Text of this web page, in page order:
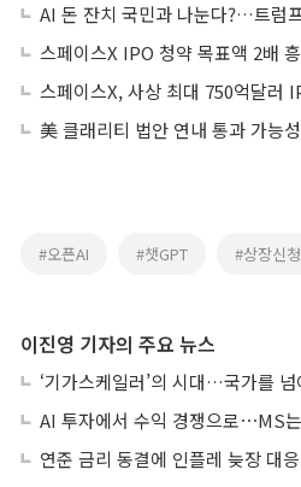
AI 돈 잔치 국민과 나눈다?…트럼
스페이스X IPO 청약 목표액 2배
스페이스X, 사상 최대 750억달러
美 클래리티 법안 연내 통과 가능
#오픈AI #챗GPT #상장신청
이진영 기자의 주요 뉴스
‘기가스케일러’의 시대…국가를
AI 투자에서 수익 경쟁으로⋯MS는
연준 금리 동결에 인플레 늦장 대